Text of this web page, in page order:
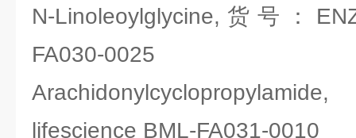
N-Linoleoylglycine,货号：
FA030-0025
lifescience BML-FA031-0010